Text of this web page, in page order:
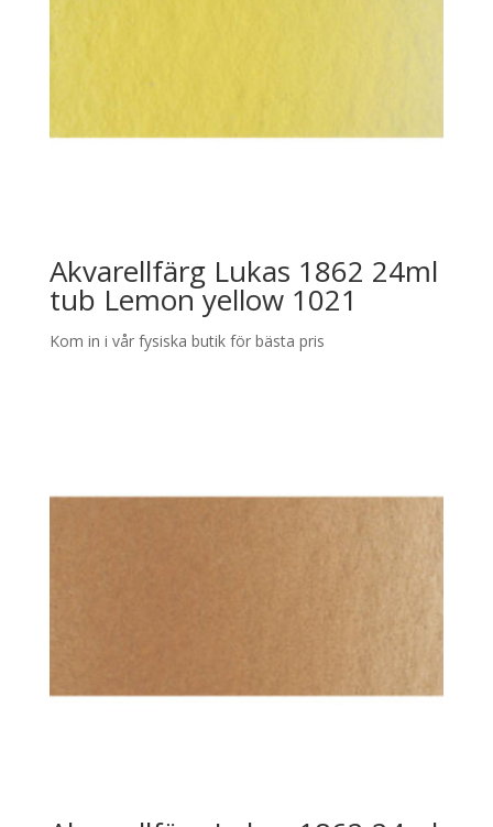
Akvarellfärg Lukas 1862 24ml
tub Lemon yellow 1021
Kom in i vår fysiska butik för bästa pris